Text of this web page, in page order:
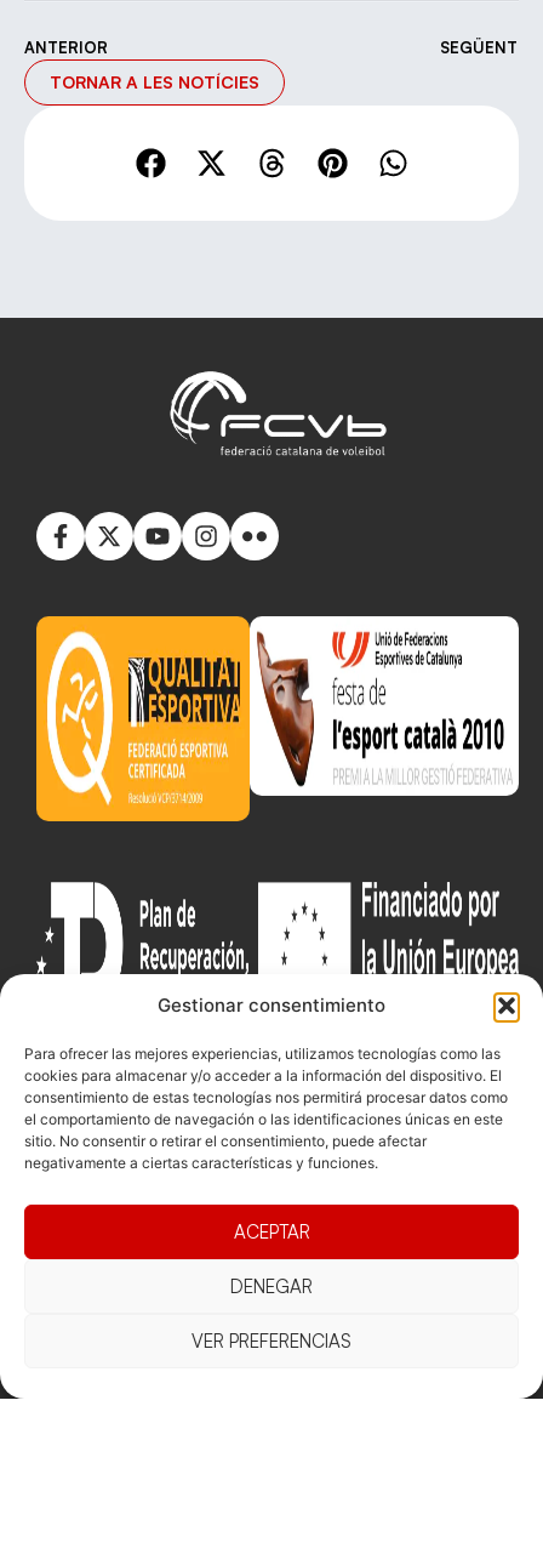
Gestionar consentimiento
Para ofrecer las mejores experiencias, utilizamos tecnologías como las
cookies para almacenar y/o acceder a la información del dispositivo. El
consentimiento de estas tecnologías nos permitirá procesar datos como
el comportamiento de navegación o las identificaciones únicas en este
sitio. No consentir o retirar el consentimiento, puede afectar
negativamente a ciertas características y funciones.
ACEPTAR
DENEGAR
VER PREFERENCIAS
ANTERIOR SEGÜENT
TORNAR A LES NOTÍCIES
Federació
Competicions
Competiciones
Pista
Competiciones
Vólei neu
Documentacio
Funcionament
Eleccions
Contacte
Carrer de les